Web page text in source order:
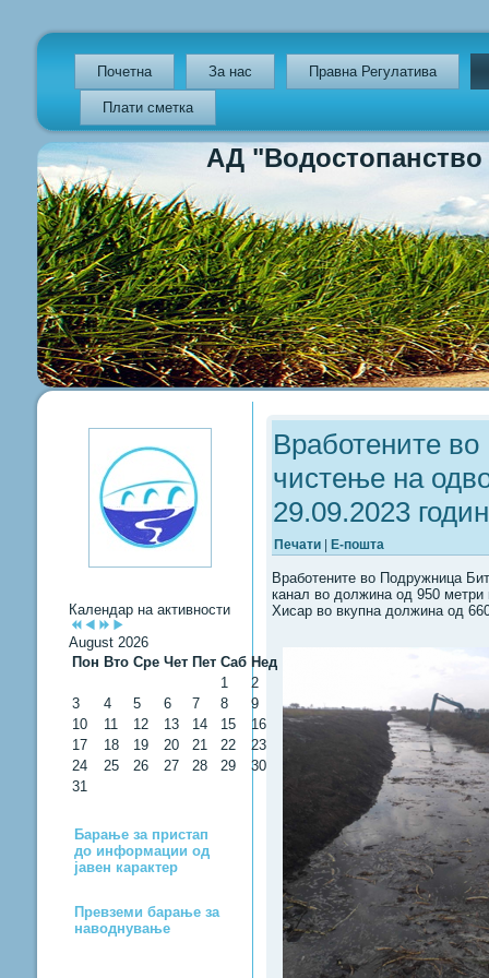
Почетна За нас Правна Регулатива
Плати сметка
АД "Водостопанство на
Календар на активности
August 2026
Пон Вто Сре Чет Пет Саб Нед
1
2
3
4 5 6 7 8
9
10
11 12 13 14 15
16
17
18 19 20 21 22
23
24
25 26 27 28 29
30
31
Барање за пристап
до информации од
јавен карактер
Превземи барање за
наводнување
Вработените
чистење на
29.09.2023
Печати Е-пошта
Вработените во Подружница
канал во должина од 950 метри
Хисар во вкупна должина од